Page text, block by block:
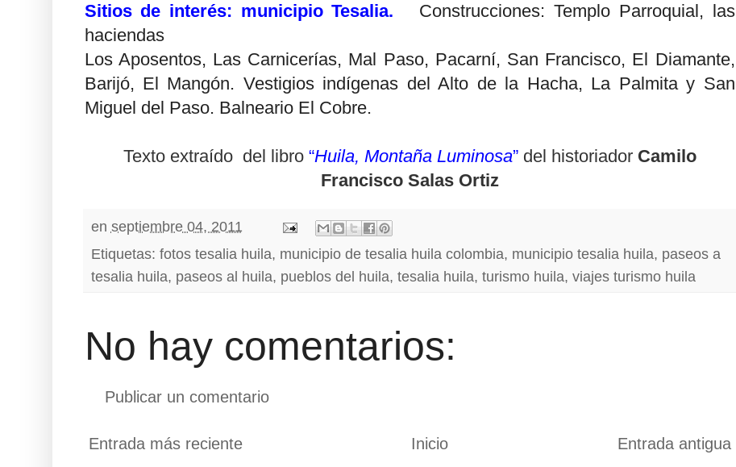
Sitios de interés: municipio Tesalia.
Construcciones: Templo Parroquial, las
haciendas
Los Aposentos, Las Carnicerías, Mal Paso, Pacarní, San Francisco, El Diamante,
Barijó, El Mangón. Vestigios indígenas del Alto de la Hacha, La Palmita y San
Miguel del Paso. Balneario El Cobre.
Texto extraído del libro “Huila, Montaña Luminosa” del historiador Camilo
Francisco Salas Ortiz
en septiembre 04, 2011
Etiquetas: fotos tesalia huila, municipio de tesalia huila colombia, municipio tesalia huila, paseos a
tesalia huila, paseos al huila, pueblos del huila, tesalia huila, turismo huila, viajes turismo huila
No hay comentarios:
Publicar un comentario
Entrada más reciente Entrada antigua
Inicio